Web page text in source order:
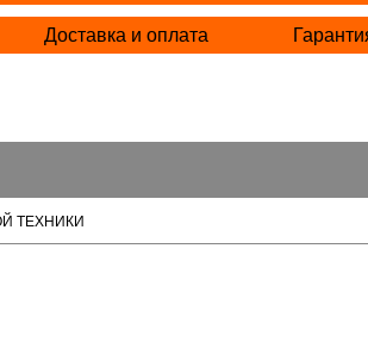
Доставка и оплата
ТЕХНИКИ